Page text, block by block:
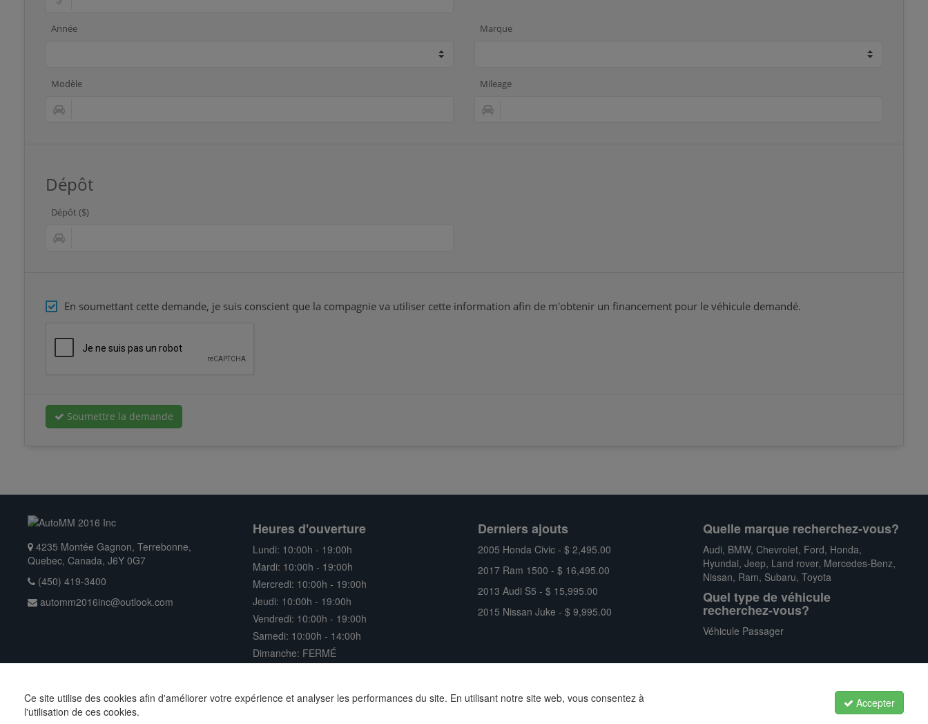
Année Marque
Modèle Mileage
Dépôt
Dépôt ($)
En soumettant cette demande, je suis conscient que la compagnie va utiliser cette information afin de m'obtenir un financement pour le véhicule demandé.
Soumettre la demande
4235 Montée Gagnon, Terrebonne,
Quebec, Canada, J6Y 0G7
(450) 419-3400
automm2016inc@outlook.com
Heures d'ouverture
Lundi: 10:00h - 19:00h
Mardi: 10:00h - 19:00h
Mercredi: 10:00h - 19:00h
Jeudi: 10:00h - 19:00h
Vendredi: 10:00h - 19:00h
Samedi: 10:00h - 14:00h
Dimanche: FERMÉ
Derniers ajouts
2005 Honda Civic - $ 2,495.00
2017 Ram 1500 - $ 16,495.00
2013 Audi S5 - $ 15,995.00
2015 Nissan Juke - $ 9,995.00
Quelle marque recherchez-vous?
Audi, BMW, Chevrolet, Ford, Honda,
Hyundai, Jeep, Land rover, Mercedes-Benz,
Nissan, Ram, Subaru, Toyota
Quel type de véhicule
recherchez-vous?
Véhicule Passager
Droits d'auteur © 2026 AutoMM 2016 Inc | Tous droits réservés |Site web concessionnaire auto
parAutoPro.io
Conditions générales
Ce site utilise des cookies afin d'améliorer votre expérience et analyser les performances du site. En utilisant notre site web, vous consentez à
l'utilisation de ces cookies.
Accepter